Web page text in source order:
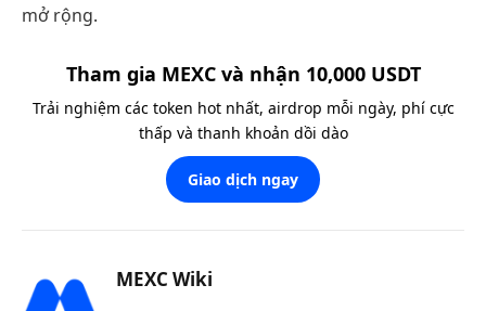
mở rộng.
Tham gia MEXC và nhận 10,000 USDT
Trải nghiệm các token hot nhất, airdrop mỗi ngày, phí cực
thấp và thanh khoản dồi dào
Giao dịch ngay
MEXC Wiki